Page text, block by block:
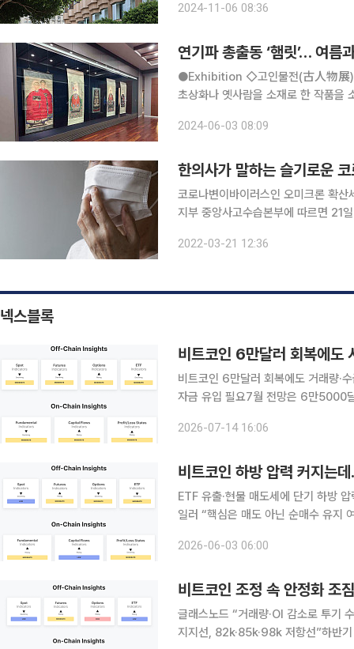
의 근본적인 논의가 필요하다. 미국에
2024-11-06 08:36
연기파 총출동 ‘햄릿’… 여름
●Exhibition ◇고인물전(古人物展) 일정 6월 30일까지 장소 화정박물관 화정박물관이 소장한
초상화나 옛사람을 소재로 한 작품을
공통점과 차이점을 비교해본다.
2024-06-03 08:09
한의사가 말하는 슬기로운
코로나변이바이러스인 오미크론 확
지부 중앙사고수습본부에 따르면
을 보내는 만큼 건강 관리에 유의해야
2022-03-21 12:36
넥스블록
비트코인 6만달러 회복에
비트코인 6만달러 회복에도 거래량·
자금 유입 필요7월 전망은 6만5000달러에
있다. 현물 거래량과 온체인 활동의
2026-07-14 16:06
비트코인 하방 압력 커지는
ETF 유출·현물 매도세에 단기 하방
일러 “핵심은 매도 아닌 순매수 유지 여부” 비트코인 하방 압력 확대…시장 지표 곳곳
가 32BTC를 매도한 정황까지 겹치
2026-06-03 06:00
비트코인 조정 속 안정화 조
글래스노드 “거래량·OI 감소로 투기
지지선, 82k·85k·98k 저항선”하반기